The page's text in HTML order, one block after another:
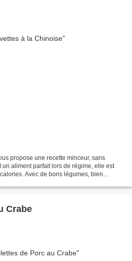
propose une recette minceur, sans
aliment parfait lors de régime, elle est
Avec de bons légumes, bien
Crabe